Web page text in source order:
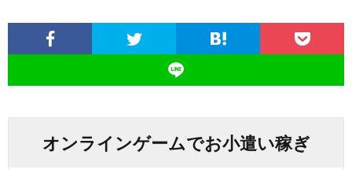
オンラインゲームでお小遣い稼ぎ